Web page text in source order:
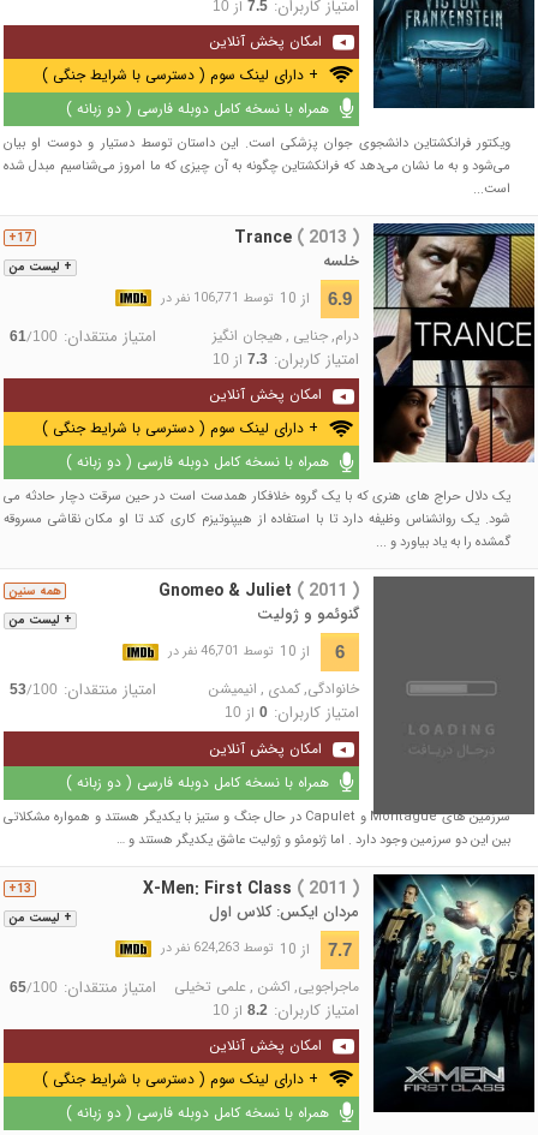
امتیاز کاربران: 7.5از 10
امکان پخش آنلاین
+ دارای لینک سوم ( دسترسی با شرایط جنگی )
همراه با نسخه کامل دوبله فارسی ( دو زبانه )
ویکتور فرانکشتاین دانشجوی جوان پزشکی است. این داستان توسط دستیار و دوست او بیان
می‌شود و به ما نشان می‌دهد که فرانکشتاین چگونه به آن چیزی که ما امروز می‌شناسیم مبدل شده
است...
+ لیست من
17+ Trance ( 2013 )
خلسه
6.9 از 10 توسط 106,771 نفر در
درام,جنایی ,هیجان انگیز امتیاز منتقدان: 61/100
امتیاز کاربران: 7.3از 10
امکان پخش آنلاین
+ دارای لینک سوم ( دسترسی با شرایط جنگی )
همراه با نسخه کامل دوبله فارسی ( دو زبانه )
یک دلال حراج های هنری که با یک گروه خلافکار همدست است در حین سرقت دچار حادثه می
شود. یک روانشناس وظیفه دارد تا با استفاده از هیپنوتیزم کاری کند تا او مکان نقاشی مسروقه
گمشده را به یاد بیاورد و ...
+ لیست من
همه سنین Gnomeo & Juliet ( 2011 )
گنوئمو و ژولیت
6 از 10 توسط 46,701 نفر در
خانوادگی,کمدی , انیمیشن امتیاز منتقدان: 53/100
امتیاز کاربران: 0از 10
امکان پخش آنلاین
همراه با نسخه کامل دوبله فارسی ( دو زبانه )
سرزمین های Montague و Capulet در حال جنگ و ستیز با یکدیگر هستند و همواره مشکلاتی
بین این دو سرزمین وجود دارد . اما ژنومئو و ژولیت عاشق یکدیگر هستند و …
+ لیست من
13+ X-Men: First Class ( 2011 )
مردان ایکس: کلاس اول
7.7 از 10 توسط 624,263 نفر در
ماجراجویی, اکشن , علمی تخیلی امتیاز منتقدان: 65/100
امتیاز کاربران: 8.2از 10
امکان پخش آنلاین
+ دارای لینک سوم ( دسترسی با شرایط جنگی )
همراه با نسخه کامل دوبله فارسی ( دو زبانه )